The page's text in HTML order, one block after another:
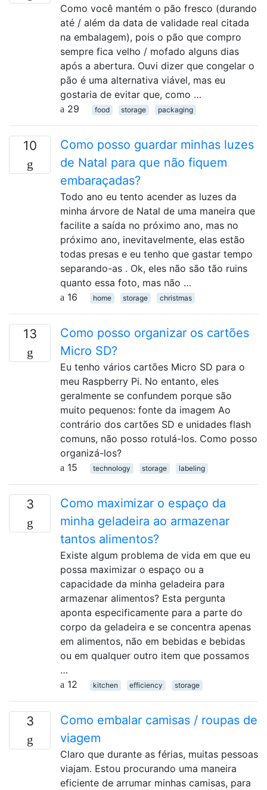
Como você mantém o pão fresco (durando
até / além da data de validade real citada
na embalagem), pois o pão que compro
sempre fica velho / mofado alguns dias
após a abertura. Ouvi dizer que congelar o
pão é uma alternativa viável, mas eu
gostaria de evitar que, como …
29
food storage packaging
10
Como posso guardar minhas luzes
de Natal para que não fiquem
embaraçadas?
Todo ano eu tento acender as luzes da
minha árvore de Natal de uma maneira que
facilite a saída no próximo ano, mas no
próximo ano, inevitavelmente, elas estão
todas presas e eu tenho que gastar tempo
separando-as . Ok, eles não são tão ruins
quanto essa foto, mas não …
16
home storage christmas
13
Como posso organizar os cartões
Micro SD?
Eu tenho vários cartões Micro SD para o
meu Raspberry Pi. No entanto, eles
geralmente se confundem porque são
muito pequenos: fonte da imagem Ao
contrário dos cartões SD e unidades flash
comuns, não posso rotulá-los. Como posso
organizá-los?
15
technology storage labeling
3
Como maximizar o espaço da
minha geladeira ao armazenar
tantos alimentos?
Existe algum problema de vida em que eu
possa maximizar o espaço ou a
capacidade da minha geladeira para
armazenar alimentos? Esta pergunta
aponta especificamente para a parte do
corpo da geladeira e se concentra apenas
em alimentos, não em bebidas e bebidas
ou em qualquer outro item que possamos
…
12
kitchen efficiency storage
3
Como embalar camisas / roupas de
viagem
Claro que durante as férias, muitas pessoas
viajam. Estou procurando uma maneira
eficiente de arrumar minhas camisas, para